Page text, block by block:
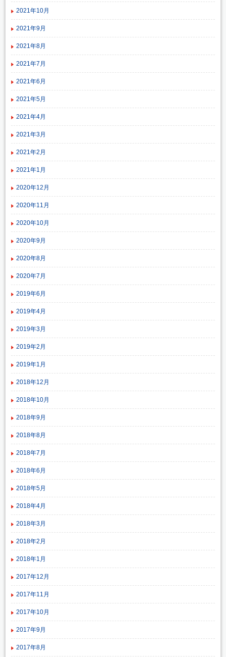
2021年10月
2021年9月
2021年8月
2021年7月
2021年6月
2021年5月
2021年4月
2021年3月
2021年2月
2021年1月
2020年12月
2020年11月
2020年10月
2020年9月
2020年8月
2020年7月
2019年6月
2019年4月
2019年3月
2019年2月
2019年1月
2018年12月
2018年10月
2018年9月
2018年8月
2018年7月
2018年6月
2018年5月
2018年4月
2018年3月
2018年2月
2018年1月
2017年12月
2017年11月
2017年10月
2017年9月
2017年8月